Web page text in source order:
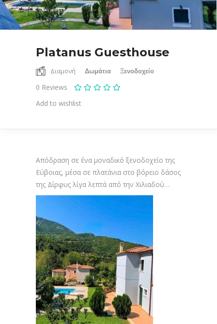
Platanus Guesthouse
Διαμονή Δωμάτια Ξενοδοχείο
0 Reviews
Add to wishlist
Απόδραση σε ένα μοναδικό ξενοδοχείο της
Εύβοιας, μέσα σε πλατάνια στο βόρειο δάσος
της Δίρφυς λίγα λεπτά από την Χιλιαδού…